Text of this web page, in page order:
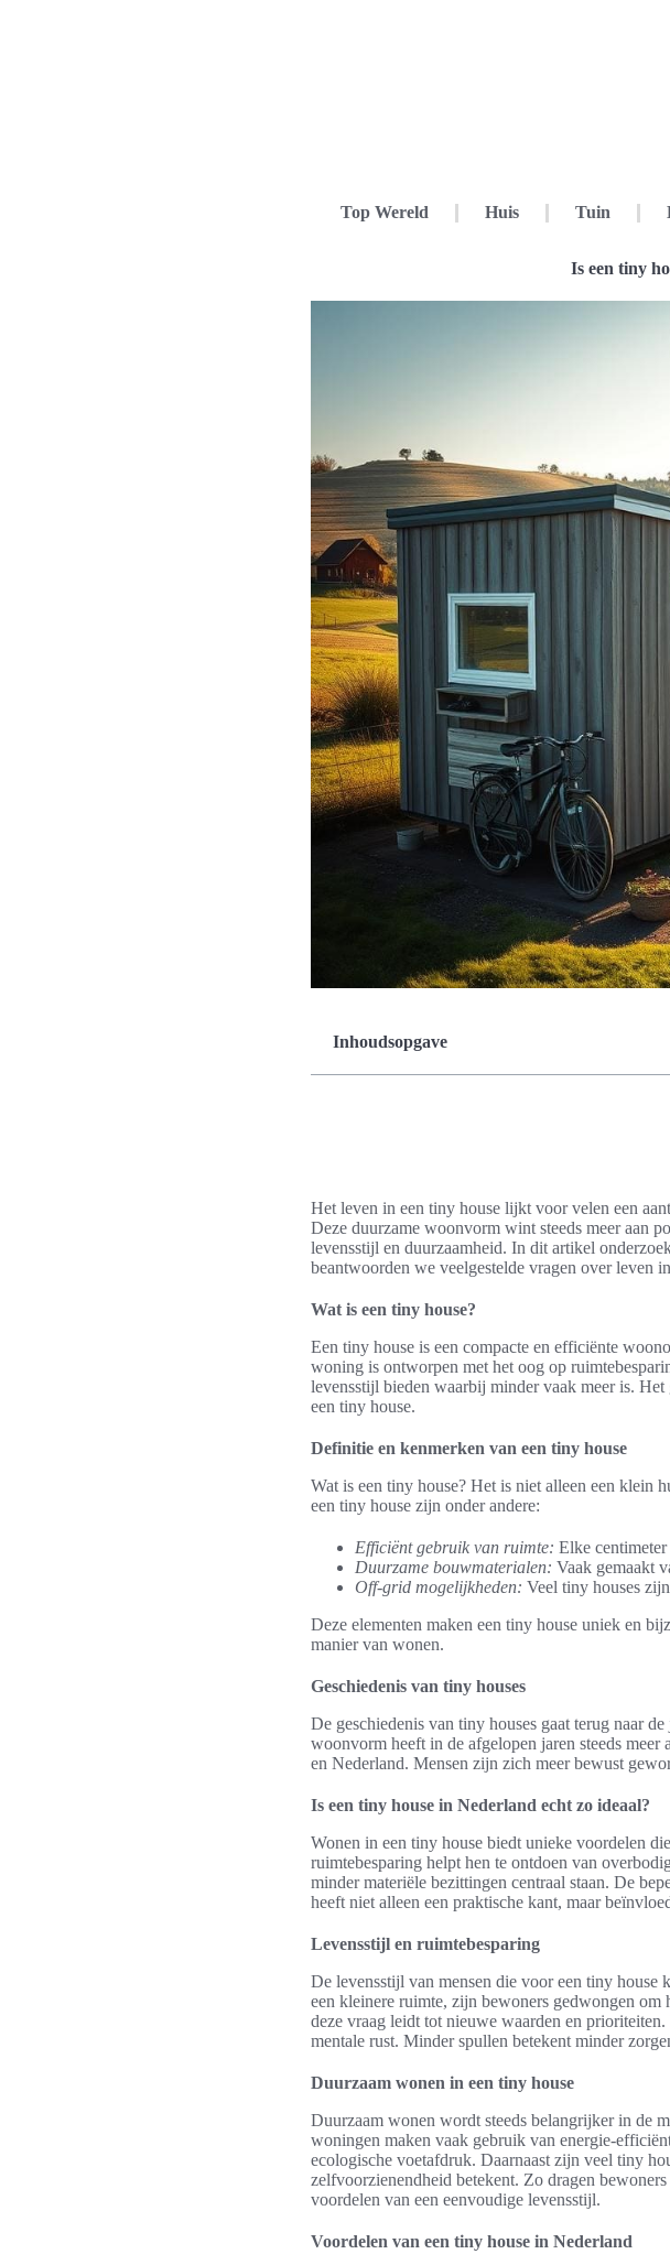
Top Wereld Huis Tuin
Is een tiny
Inhoudsopgave
Het leven in een tiny house lijkt voor velen een
Deze duurzame woonvorm wint steeds meer aan
levensstijl en duurzaamheid. In dit artikel
beantwoorden we veelgestelde vragen over leven
Wat is een tiny house?
Een tiny house is een compacte en efficiënte
woning is ontworpen met het oog op
levensstijl bieden waarbij minder vaak meer is.
een tiny house.
Definitie en kenmerken van een tiny house
Wat is een tiny house? Het is niet alleen een klein
een tiny house zijn onder andere:
Efficiënt gebruik van ruimte: Elke
Duurzame bouwmaterialen: Vaak gemaakt
Off-grid mogelijkheden: Veel tiny houses
Deze elementen maken een tiny house uniek en
manier van wonen.
Geschiedenis van tiny houses
De geschiedenis van tiny houses gaat terug naar
woonvorm heeft in de afgelopen jaren steeds
en Nederland. Mensen zijn zich meer bewust
Is een tiny house in Nederland echt zo ideaal?
Wonen in een tiny house biedt unieke voordelen
ruimtebesparing helpt hen te ontdoen van
minder materiële bezittingen centraal staan. De
heeft niet alleen een praktische kant, maar
Levensstijl en ruimtebesparing
De levensstijl van mensen die voor een tiny
een kleinere ruimte, zijn bewoners gedwongen
deze vraag leidt tot nieuwe waarden en
mentale rust. Minder spullen betekent minder
Duurzaam wonen in een tiny house
Duurzaam wonen wordt steeds belangrijker in de
woningen maken vaak gebruik van energie-
ecologische voetafdruk. Daarnaast zijn veel tiny
zelfvoorzienendheid betekent. Zo dragen
voordelen van een eenvoudige levensstijl.
Voordelen van een tiny house in Nederland